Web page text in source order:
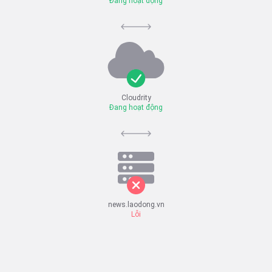
Cloudrity
Đang hoạt động
news.laodong.vn
Lỗi